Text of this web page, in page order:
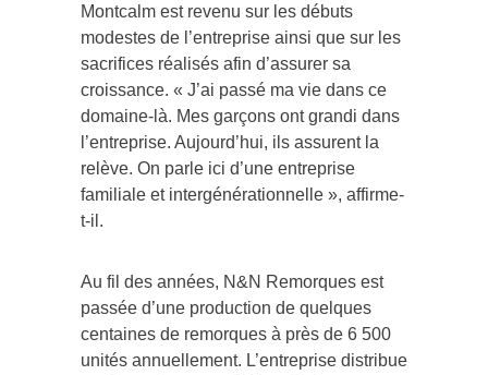
Montcalm est revenu sur les débuts
modestes de l’entreprise ainsi que sur les
sacrifices réalisés afin d’assurer sa
croissance. « J’ai passé ma vie dans ce
domaine-là. Mes garçons ont grandi dans
l’entreprise. Aujourd’hui, ils assurent la
relève. On parle ici d’une entreprise
familiale et intergénérationnelle », affirme-
t-il.
Au fil des années, N&N Remorques est
passée d’une production de quelques
centaines de remorques à près de 6 500
unités annuellement. L’entreprise distribue